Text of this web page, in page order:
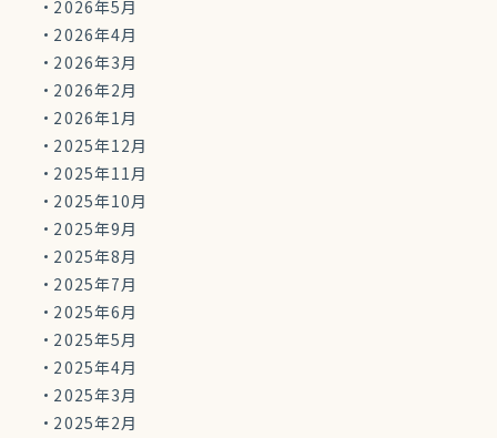
2026年5月
2026年4月
2026年3月
2026年2月
2026年1月
2025年12月
2025年11月
2025年10月
2025年9月
2025年8月
2025年7月
2025年6月
2025年5月
2025年4月
2025年3月
2025年2月